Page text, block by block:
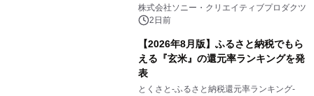
ラボレーション サウナイキタイコラ
ボグッズも発売決定！
株式会社ソニー・クリエイティブプロダクツ
2日前
【2026年8月版】ふるさと納税でもら
える『玄米』の還元率ランキングを発
表
とくさと-ふるさと納税還元率ランキング-